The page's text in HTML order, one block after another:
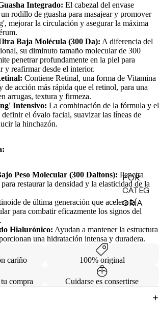
Minis
Hair
Minis
Body
Care
Minis
Todos
los Minis
Sol de
Janeiro
Sephora
Rhode
Beauty
POR
CATEG
ORÍA
oras
Exfoliant
Facial
Integrado: El cabezal del envase
rodillo de guasha para masajear y promover
mejorar la circulación y asegurar la máxima
Baja Molécula (300 Da): A diferencia del
su diminuto tamaño molecular de 300
penetrar profundamente en la piel para
y reafirmar desde el interior.
Contiene Retinal, una forma de Vitamina
de acción más rápida que el retinol, para una
arrugas, textura y firmeza.
Intensivo: La combinación de la fórmula y el
definir el óvalo facial, suavizar las líneas de
la hinchazón.
Peso Molecular (300 Daltons): Penetra
restaurar la densidad y la elasticidad de la
de última generación que acelera la
para combatir eficazmente los signos del
Hialurónico: Ayudan a mantener la estructura
una hidratación intensa y duradera.
cariño 100% original
compra Cuidarse es consertirse